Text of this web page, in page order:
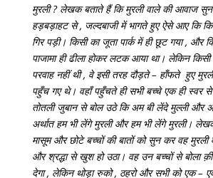
मुरली ? लेखक बताते हैं कि मुरली वाले की आवाज
हड़बड़ाहट से , जल्दबाजी में भागते हुए ऐसे आए कि
गिर पड़ी। किसी का जूता पार्क में ही छूट गया , और
पाजामा ही ढीला होकर लटक आया था। लेकिन
परवाह नहीं थी , वे इसी तरह दौड़ते – हाँफते हुए
पहुँच गए थे। वहाँ पहुँचते ही सभी बच्चे एक ही स्वर
तोतली जुबान से बोल उठे कि अम बी लेंदे मुल्ली और
अर्थात हम भी लेंगे मुरली और हम भी लेंगे मुरली।
मासूम और छोटे बच्चों की बातों को सुन कर वह मुरली
और श्रद्धा से खुश हो उठा। वह उन बच्चों से बोला
देगा , लेकिन थोड़ा रुको , ठहरो और सभी को एक –